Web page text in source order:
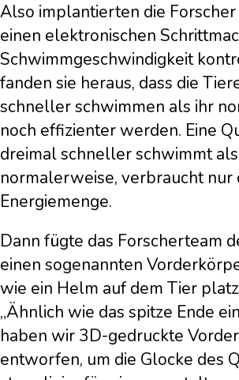
Also implantierten die
einen elektronischen
Schwimmgeschwindigkeit
fanden sie heraus, dass die
schneller schwimmen als ihr
noch effizienter werden. Eine
dreimal schneller schwimmt als
normalerweise, verbraucht
Energiemenge.
Dann fügte das Forscherteam
einen sogenannten
wie ein Helm auf dem Tier
„Ähnlich wie das spitze Ende
haben wir 3D-gedruckte
entworfen, um die Glocke des